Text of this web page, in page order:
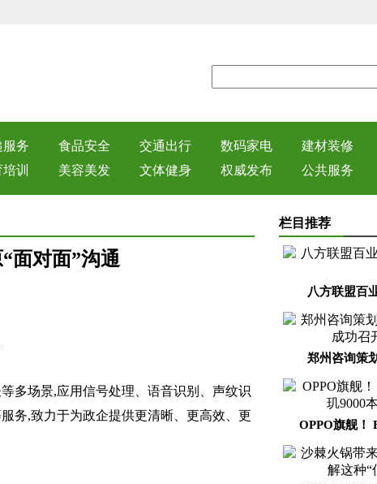
服务 食品安全 交通出行 数码家电 建材装修
训 美容美发 文体健身 权威发布 公共服务
面对面”沟通
场景,应用信号处理、语音识别、声纹识
务,致力于为政企提供更清晰、更高效、更
栏目推荐
八方联盟百
郑州咨询策
OPPO旗舰！